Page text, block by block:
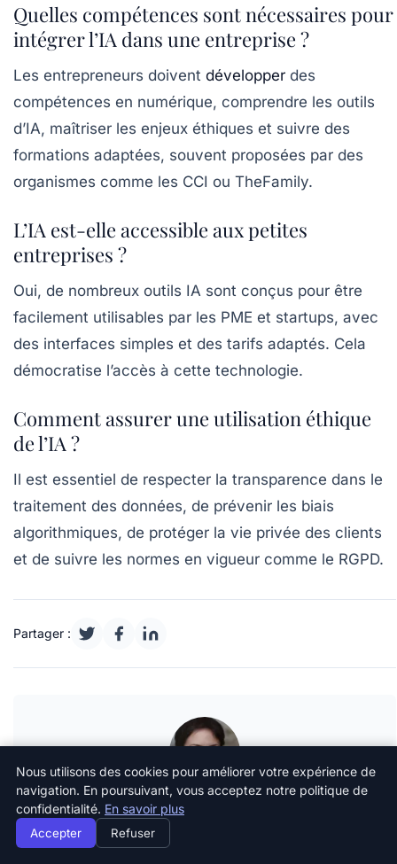
Quelles compétences sont nécessaires pour
intégrer l’IA dans une entreprise ?
Les entrepreneurs doivent développer des
compétences en numérique, comprendre les outils
d’IA, maîtriser les enjeux éthiques et suivre des
formations adaptées, souvent proposées par des
organismes comme les CCI ou TheFamily.
L’IA est-elle accessible aux petites
entreprises ?
Oui, de nombreux outils IA sont conçus pour être
facilement utilisables par les PME et startups, avec
des interfaces simples et des tarifs adaptés. Cela
démocratise l’accès à cette technologie.
Comment assurer une utilisation éthique
de l’IA ?
Il est essentiel de respecter la transparence dans le
traitement des données, de prévenir les biais
algorithmiques, de protéger la vie privée des clients
et de suivre les normes en vigueur comme le RGPD.
Partager :
Océane André
Océane André est journaliste et couvre depuis plus de
huit ans les thématiques de la création d’entreprise, de la
Nous utilisons des cookies pour améliorer votre expérience de
navigation. En poursuivant, vous acceptez notre politique de
confidentialité. En savoir plus
Accepter Refuser